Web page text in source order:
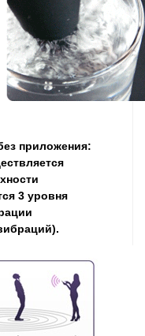
приложения:
3 уровня